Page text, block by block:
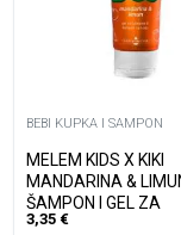
BEBI KUPKA I SAMPON
MELEM KIDS X KIKI
MANDARINA &
ŠAMPON I GEL ZA
TUŠIRANJE 260 ML
3,35 €